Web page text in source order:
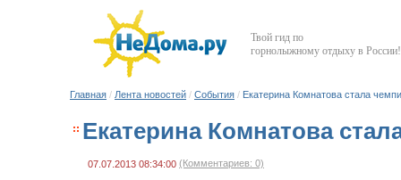
Твой гид по
горнолыжному отдыху в России!
Главная / Лента новостей / События / Екатерина Комнатова стала
Екатерина Комнатова
07.07.2013 08:34:00 (Комментариев: 0)